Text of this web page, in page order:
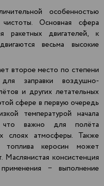
особенностью
Основная сфера
ракетных двигателей, к
весьма высокие
второе место по степени
заправки воздушно-
и других летательных
сфере в первую очередь
температурой начала
что важно для полёта
слоях атмосферы. Также
топлива керосин может
Маслянистая консистенция
− выполнение